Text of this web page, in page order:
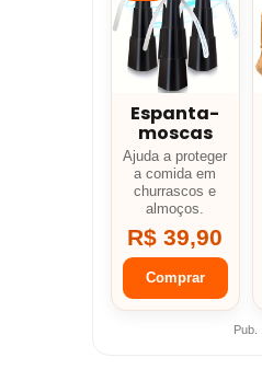
Espanta-
moscas
Ajuda a proteger
a comida em
churrascos e
almoços.
R$ 39,90
Comprar
Pub.